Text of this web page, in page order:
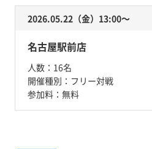
2026.05.22（金）13:00〜
名古屋駅前店
人数： 16名
開催種別： フリー対戦
参加料： 無料